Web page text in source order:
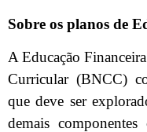
Sobre os planos de
A Educação
Curricular (BNCC)
que deve ser
demais